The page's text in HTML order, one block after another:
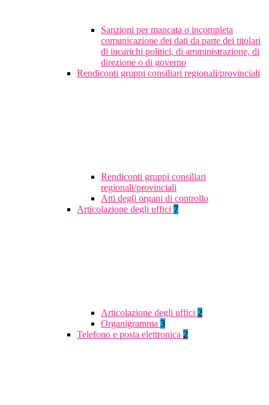
Sanzioni per mancata o incompleta
comunicazione dei dati da parte dei titolari
di incarichi politici, di amministrazione, di
direzione o di governo
Rendiconti gruppi consiliari regionali/provinciali
Rendiconti gruppi consiliari
regionali/provinciali
Atti degli organi di controllo
Articolazione degli uffici 7
Articolazione degli uffici 2
Organigramma 3
Telefono e posta elettronica 2